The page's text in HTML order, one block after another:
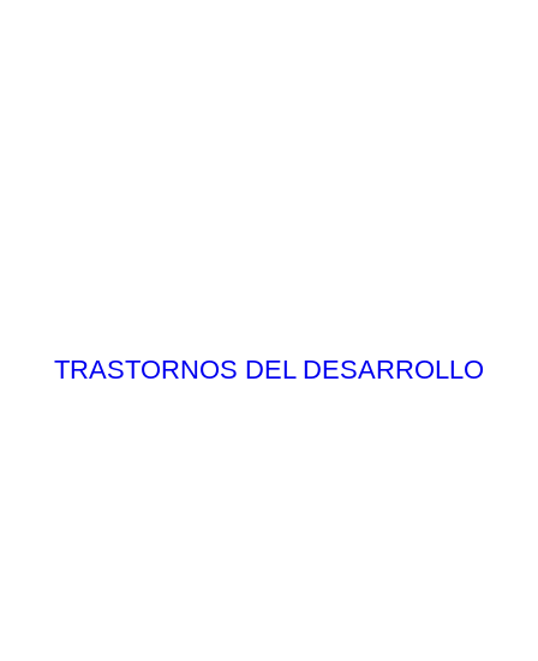
TRASTORNOS DEL DESARROLLO